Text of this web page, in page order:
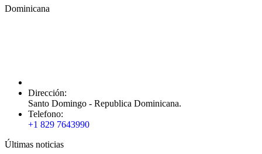
Dominicana
Dirección:
Santo Domingo - Republica Dominicana.
Telefono:
+1 829 7643990
Últimas noticias